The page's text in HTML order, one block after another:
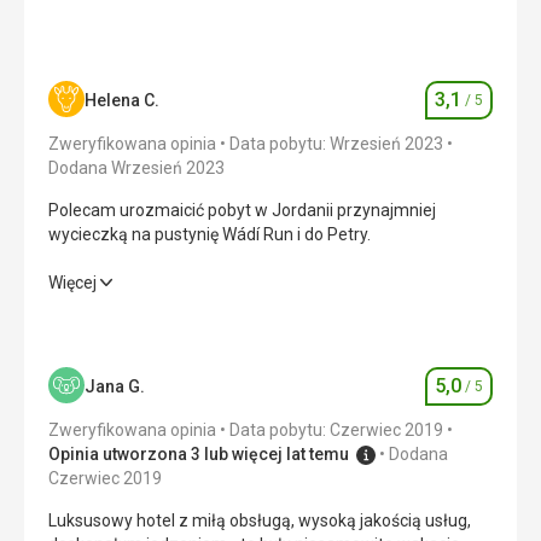
Helena C. Ocena
3,1 / 5
Zweryfikowana opinia
Data pobytu: Wrzesień 2023
Dodana Wrzesień 2023
Polecam urozmaicić pobyt w Jordanii przynajmniej
wycieczką na pustynię Wádí Run i do Petry.
Polecam urozmaicić pobyt w Jordanii przynajmniej
Zakwaterowanie 2,0/ 5
Okolica 4,0
Więcej
Jana G. Ocena
5,0 / 5
Zweryfikowana opinia
Data pobytu: Czerwiec 2019
Opinia utworzona 3 lub więcej lat temu
Dodana
Czerwiec 2019
Luksusowy hotel z miłą obsługą, wysoką jakością usług,